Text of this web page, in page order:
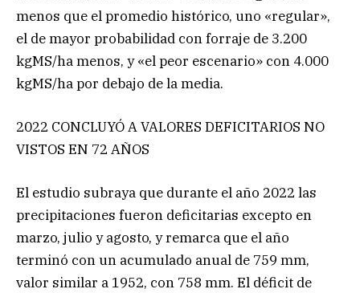
menos que el promedio histórico, uno «regular»,
el de mayor probabilidad con forraje de 3.200
kgMS/ha menos, y «el peor escenario» con 4.000
kgMS/ha por debajo de la media.
2022 CONCLUYÓ A VALORES DEFICITARIOS NO
VISTOS EN 72 AÑOS
El estudio subraya que durante el año 2022 las
precipitaciones fueron deficitarias excepto en
marzo, julio y agosto, y remarca que el año
terminó con un acumulado anual de 759 mm,
valor similar a 1952, con 758 mm. El déficit de